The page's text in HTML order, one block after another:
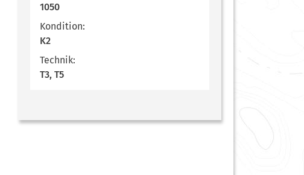
1050
Kondition:
K2
Technik:
T3, T5